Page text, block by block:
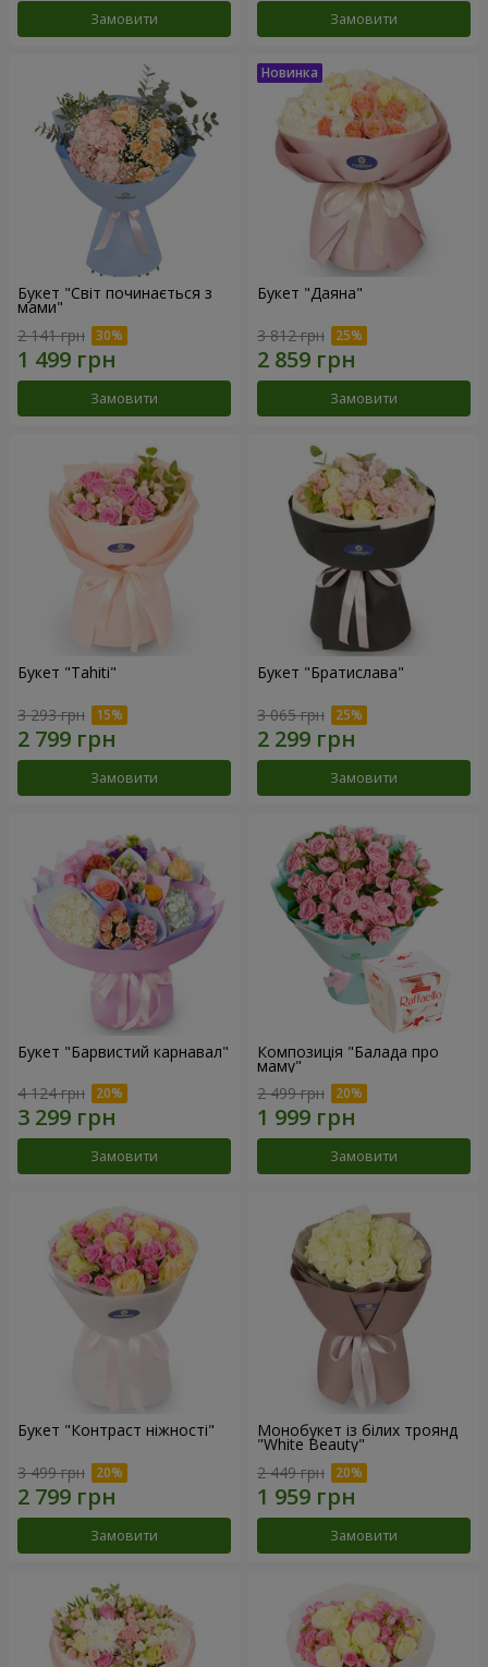
Замовити Замовити
Букет "Світ починається з
мами"
2 141 грн
Замовити
Букет "Даяна"
3 812 грн
Замовити
Букет "Tahiti"
3 293 грн
Замовити
Букет "Братислава"
3 065 грн
Замовити
Букет "Барвистий карнавал"
4 124 грн
Замовити
Композиція "Балада про
маму"
2 499 грн
Замовити
Букет "Контраст ніжності"
3 499 грн
Замовити
Монобукет із білих троянд
"White Beauty"
2 449 грн
Замовити